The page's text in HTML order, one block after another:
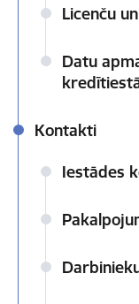
Licenču
Datu
Kontakti
Iestādes